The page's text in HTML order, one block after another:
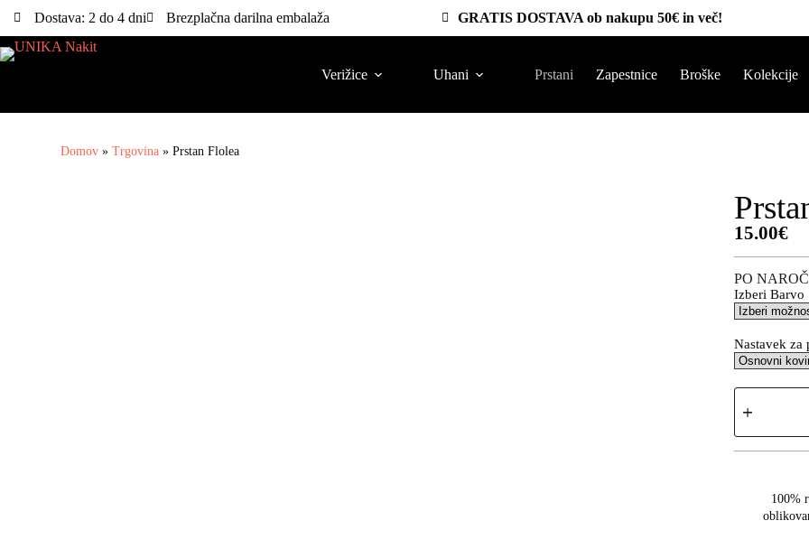
Dostava: 2 do 4 dni Brezplačna darilna embalaža GRATIS DOSTAVA ob nakupu 50€ in več!
Verižice Uhani Prstani Zapestnice Broške Kolekcije
Domov »Trgovina »Prstan Flolea
15.00€
PO
Izberi Barvo
Nastavek za
100%